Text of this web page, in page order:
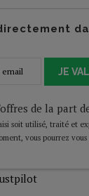
JE
de la part
soit utilisé, traité et
vous pourrez